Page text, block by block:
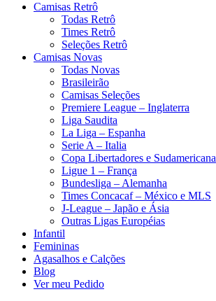
Camisas Retrô
Todas Retrô
Times Retrô
Seleções Retrô
Camisas Novas
Todas Novas
Brasileirão
Camisas Seleções
Premiere League – Inglaterra
Liga Saudita
La Liga – Espanha
Serie A – Italia
Copa Libertadores e Sudamericana
Ligue 1 – França
Bundesliga – Alemanha
Times Concacaf – México e MLS
J-League – Japão e Ásia
Outras Ligas Européias
Infantil
Femininas
Agasalhos e Calções
Blog
Ver meu Pedido